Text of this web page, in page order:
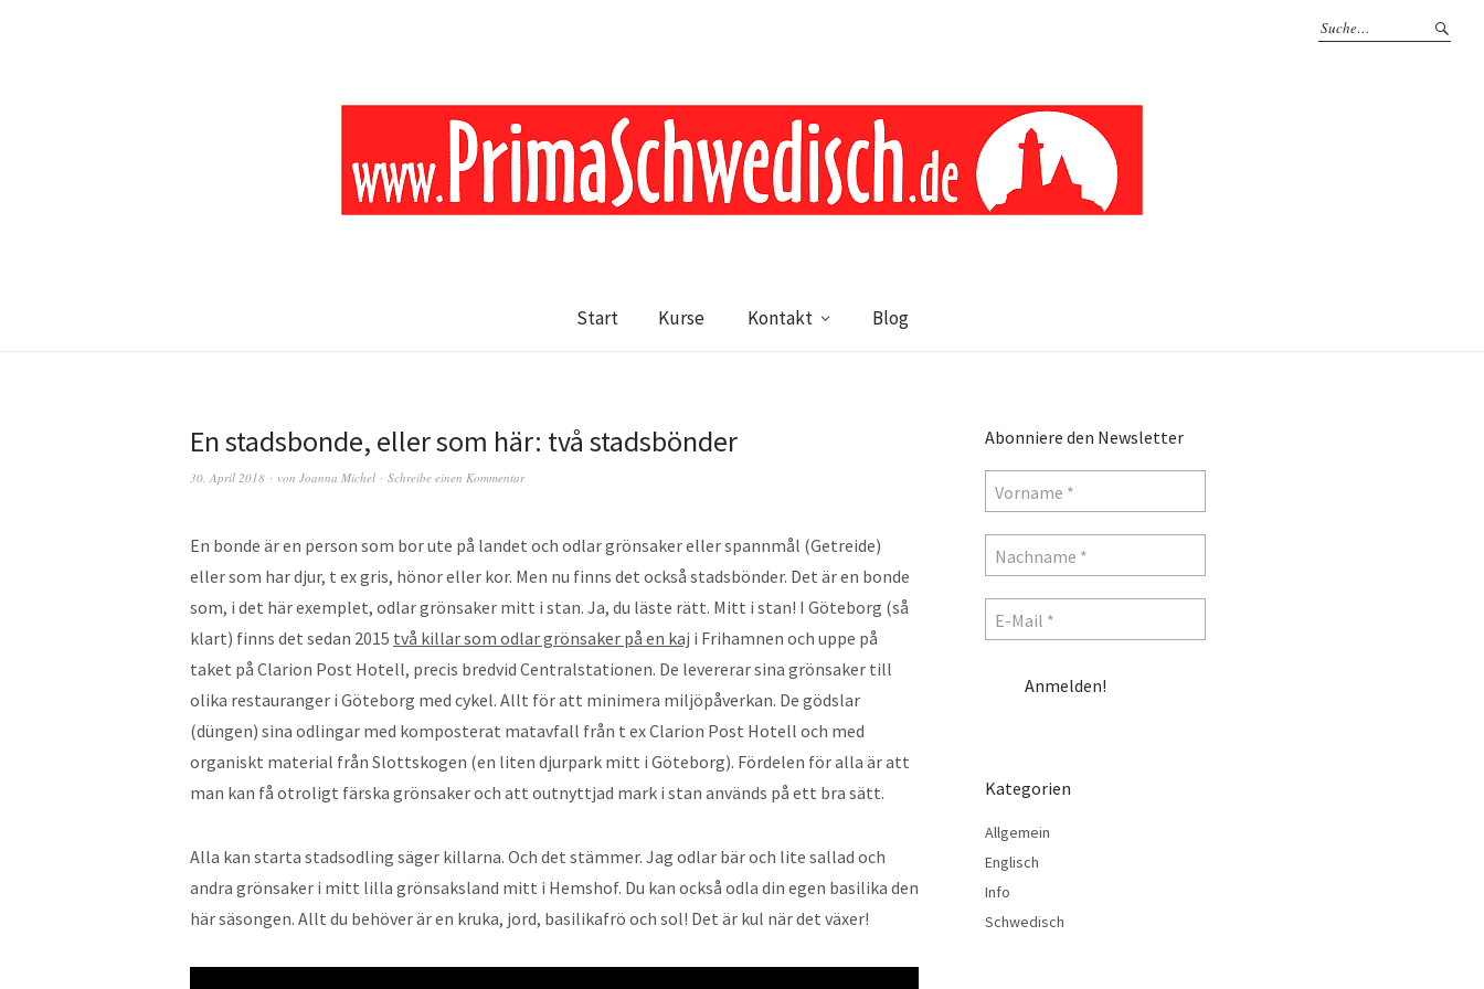
Start Kurse Kontakt Blog
En stadsbonde, eller som här: två stadsbönder
30. April 2018 von Joanna Michel Schreibe einen Kommentar
En bonde är en person som bor ute på landet och odlar grönsaker eller spannmål (Getreide)
eller som har djur, t ex gris, hönor eller kor. Men nu finns det också stadsbönder. Det är en bonde
som, i det här exemplet, odlar grönsaker mitt i stan. Ja, du läste rätt. Mitt i stan! I Göteborg (så
klart) finns det sedan 2015 två killar som odlar grönsaker på en kaj i Frihamnen och uppe på
taket på Clarion Post Hotell, precis bredvid Centralstationen. De levererar sina grönsaker till
olika restauranger i Göteborg med cykel. Allt för att minimera miljöpåverkan. De gödslar
(düngen) sina odlingar med komposterat matavfall från t ex Clarion Post Hotell och med
organiskt material från Slottskogen (en liten djurpark mitt i Göteborg). Fördelen för alla är att
man kan få otroligt färska grönsaker och att outnyttjad mark i stan används på ett bra sätt.
Alla kan starta stadsodling säger killarna. Och det stämmer. Jag odlar bär och lite sallad och
andra grönsaker i mitt lilla grönsaksland mitt i Hemshof. Du kan också odla din egen basilika den
här säsongen. Allt du behöver är en kruka, jord, basilikafrö och sol! Det är kul när det växer!
Abonniere den Newsletter
Kategorien
Allgemein
Englisch
Info
Schwedisch